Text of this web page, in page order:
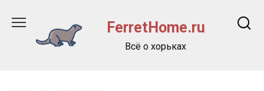
содержанию
FerretHome.ru
Всё о хорьках